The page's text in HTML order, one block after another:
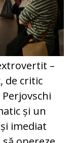
–
de critic
și un
imediat